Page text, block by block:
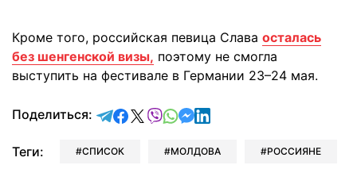
Кроме того, российская певица Слава осталась
без шенгенской визы, поэтому не смогла
выступить на фестивале в Германии 23–24 мая.
Поделиться: отправить в Telegram
поделиться в Facebook
поделиться в X
отправить в Viber
отправить в Whatsapp
отправить в Messenger
отправить в LinkedIn
Теги: СПИСОК МОЛДОВА РОССИЯНЕ